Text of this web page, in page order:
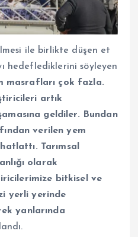
ile birlikte düşen et
hedeflediklerini söyleyen
masrafları çok fazla.
artık
geldiler. Bundan
verilen yem
Tarımsal
olarak
bitkisel ve
yerli yerinde
yanlarında